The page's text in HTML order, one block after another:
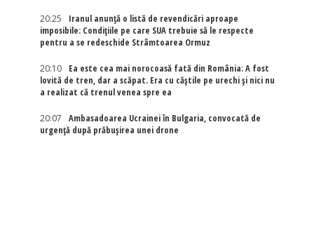
20:25
Iranul anunță o listă de revendicări aproape
imposibile: Condițiile pe care SUA trebuie să le respecte
pentru a se redeschide Strâmtoarea Ormuz
20:10
Ea este cea mai norocoasă fată din România: A fost
lovită de tren, dar a scăpat. Era cu căștile pe urechi și nici nu
a realizat că trenul venea spre ea
20:07
Ambasadoarea Ucrainei în Bulgaria, convocată de
urgență după prăbușirea unei drone